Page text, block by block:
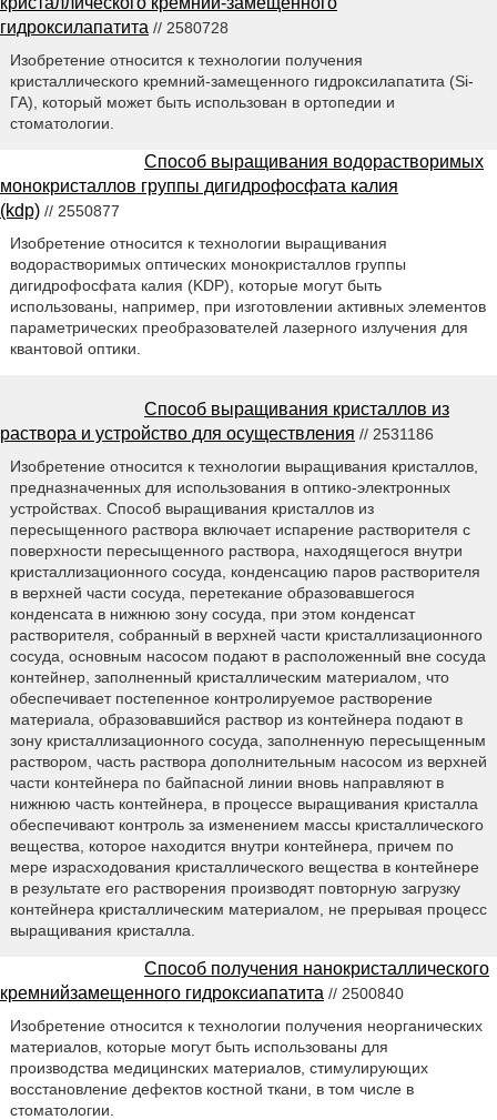
гидроксилапатита // 2580728
Изобретение относится к технологии получения
кристаллического кремний-замещенного гидроксилапатита (Si-
ГА), который может быть использован в ортопедии и
стоматологии.
Способ выращивания водорастворимых
монокристаллов группы дигидрофосфата калия
(kdp) // 2550877
Изобретение относится к технологии выращивания
водорастворимых оптических монокристаллов группы
дигидрофосфата калия (KDP), которые могут быть
использованы, например, при изготовлении активных элементов
параметрических преобразователей лазерного излучения для
квантовой оптики.
Способ выращивания кристаллов из
раствора и устройство для осуществления // 2531186
Изобретение относится к технологии выращивания кристаллов,
предназначенных для использования в оптико-электронных
устройствах. Способ выращивания кристаллов из
пересыщенного раствора включает испарение растворителя с
поверхности пересыщенного раствора, находящегося внутри
кристаллизационного сосуда, конденсацию паров растворителя
в верхней части сосуда, перетекание образовавшегося
конденсата в нижнюю зону сосуда, при этом конденсат
растворителя, собранный в верхней части кристаллизационного
сосуда, основным насосом подают в расположенный вне сосуда
контейнер, заполненный кристаллическим материалом, что
обеспечивает постепенное контролируемое растворение
материала, образовавшийся раствор из контейнера подают в
зону кристаллизационного сосуда, заполненную пересыщенным
раствором, часть раствора дополнительным насосом из верхней
части контейнера по байпасной линии вновь направляют в
нижнюю часть контейнера, в процессе выращивания кристалла
обеспечивают контроль за изменением массы кристаллического
вещества, которое находится внутри контейнера, причем по
мере израсходования кристаллического вещества в контейнере
в результате его растворения производят повторную загрузку
контейнера кристаллическим материалом, не прерывая процесс
выращивания кристалла.
Способ получения нанокристаллического
кремнийзамещенного гидроксиапатита // 2500840
Изобретение относится к технологии получения неорганических
материалов, которые могут быть использованы для
производства медицинских материалов, стимулирующих
восстановление дефектов костной ткани, в том числе в
стоматологии.